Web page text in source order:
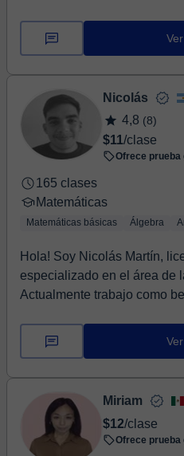
Nicolás
4,8 (8)
$11/clase
Ofrece prueba
165 clases
Matemáticas
Matemáticas básicas Álgebra
Hola! Soy Nicolás Martín,
especializado en el área de
Actualmente trabajo como
Miriam
$12/clase
Ofrece prueba